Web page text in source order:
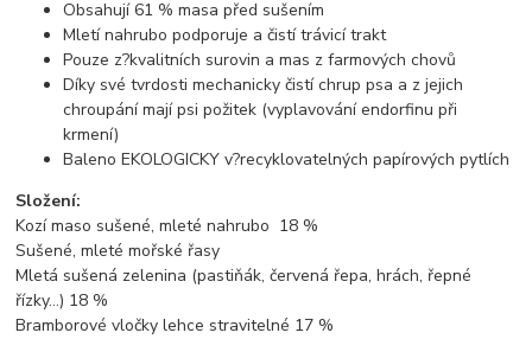
Obsahují 61 % masa před sušením
Mletí nahrubo podporuje a čistí trávicí trakt
Pouze z?kvalitních surovin a mas z farmových chovů
Díky své tvrdosti mechanicky čistí chrup psa a z jejich
chroupání mají psi požitek (vyplavování endorfinu při
krmení)
Baleno EKOLOGICKY v?recyklovatelných papírových pytlích
Složení:
Kozí maso sušené, mleté nahrubo 18 %
Sušené, mleté mořské řasy
Mletá sušená zelenina (pastiňák, červená řepa, hrách, řepné
řízky…) 18 %
Bramborové vločky lehce stravitelné 17 %